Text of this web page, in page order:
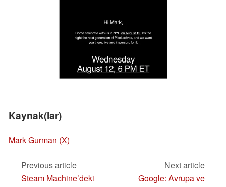
Kaynak(lar)
Mark Gurman (X)
Previous article
Steam Machine’deki
Next article
Google: Avrupa ve